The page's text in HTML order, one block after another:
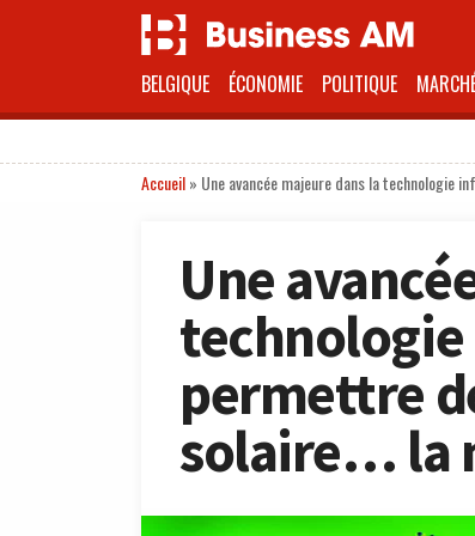
BELGIQUE ÉCONOMIE POLITIQUE
Accueil» Une avancée majeure dans la
Une
permettre
solaire… la